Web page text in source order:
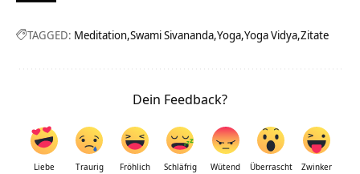
TAGGED: Meditation Swami Sivananda Yoga Yoga Vidya Zitate
Dein Feedback?
Liebe Traurig Fröhlich Schläfrig Wütend Überrascht Zwinker